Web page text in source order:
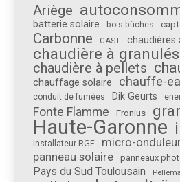
Ariège
batterie solaire bois bûches
Carbonne CAST chaudières
chaudière à granulés
chaudière à pellets
chauffage solaire chauffe-
conduit de fumées Dik Geurts
Fonte Flamme Fronius
Haute-Garonne
Installateur RGE micro-
panneau solaire panneaux
Pays du Sud Toulousain